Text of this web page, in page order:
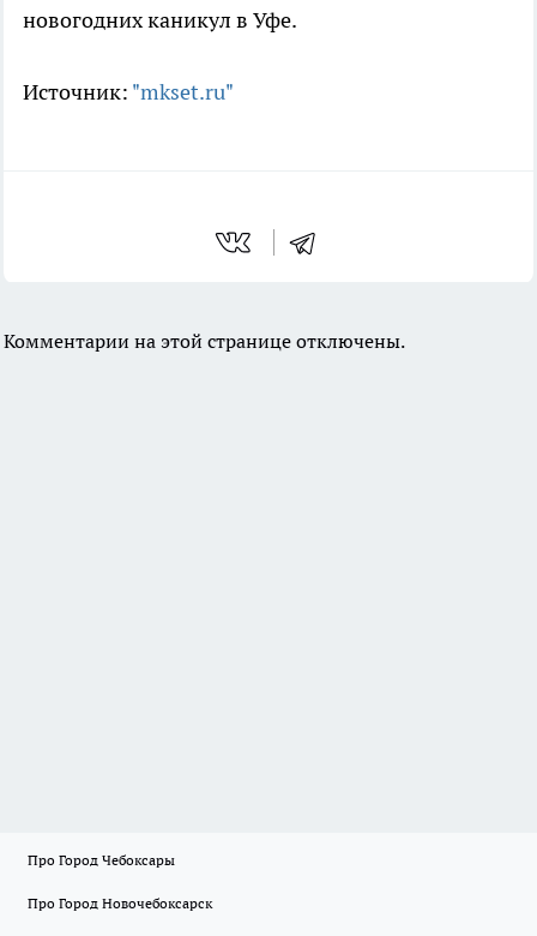
новогодних каникул в Уфе.
Источник: "mkset.ru"
Комментарии на этой странице отключены.
Про Город Чебоксары
Про Город Новочебоксарск